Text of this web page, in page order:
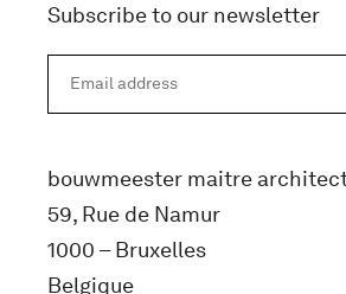
Subscribe to our newsletter
bouwmeester maitre
59, Rue de Namur
1000 – Bruxelles
Belgique